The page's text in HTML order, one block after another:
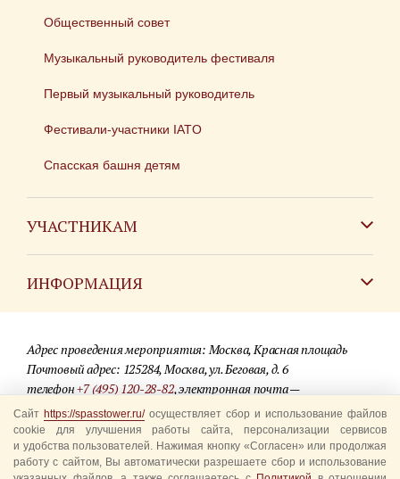
Общественный совет
Музыкальный руководитель фестиваля
Первый музыкальный руководитель
Фестивали-участники IATO
Спасская башня детям
УЧАСТНИКАМ
ИНФОРМАЦИЯ
Для СМИ
Где купить билеты
Акции
Вопрос-ответ
Адрес проведения мероприятия: Москва, Красная площадь
Почтовый адрес: 125284, Москва, ул. Беговая, д. 6
телефон+7 (495) 120-28-82, электронная почта —
info@spasstower.ru
© 2009-2025 Официальный сайт фестиваля «Спасская башня»
Разработка сайта —студия «Сибирикс»
Сайт https://spasstower.ru/осуществляет сбор и использование файлов
cookie для улучшения работы сайта, персонализации сервисов
и удобства пользователей. Нажимая кнопку «Согласен» или продолжая
работу с сайтом, Вы автоматически разрешаете сбор и использование